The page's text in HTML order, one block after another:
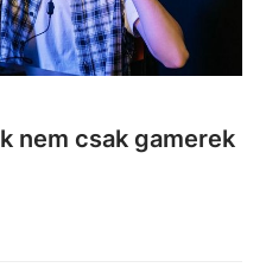
nem csak gamerek